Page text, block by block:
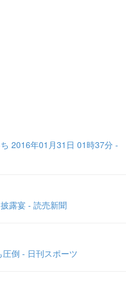
2016年01月31日 01時37分 -
露宴 - 読売新聞
倒 - 日刊スポーツ